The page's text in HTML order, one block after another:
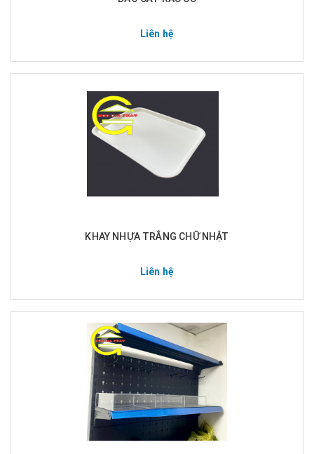
Liên hệ
KHAY NHỰA TRẮNG CHỮ NHẬT
Liên hệ